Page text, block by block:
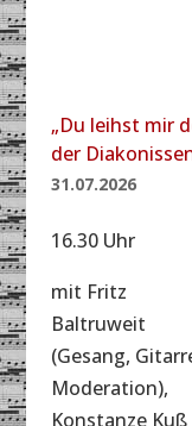
„Du leihst mir
der
31.07.2026
16.30 Uhr
mit Fritz
Baltruweit
(Gesang,
Moderation),
Konstanze Kuß